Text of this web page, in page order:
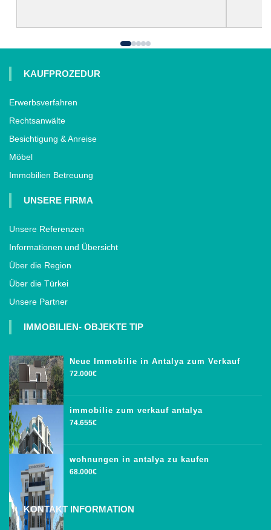
KAUFPROZEDUR
Erwerbsverfahren
Rechtsanwälte
Besichtigung & Anreise
Möbel
Immobilien Betreuung
UNSERE FIRMA
Unsere Referenzen
Informationen und Übersicht
Über die Region
Über die Türkei
Unsere Partner
IMMOBILIEN- OBJEKTE TIP
Neue Immobilie in Antalya zum Verkauf
72.000€
immobilie zum verkauf antalya
74.655€
wohnungen in antalya zu kaufen
68.000€
KONTAKT INFORMATION